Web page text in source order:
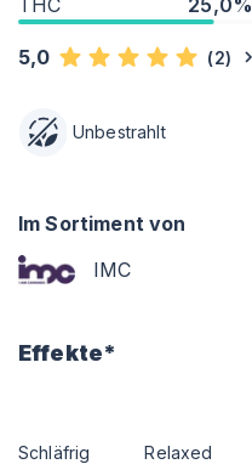
THC 25,0%
5,0 (2)
Unbestrahlt
Im Sortiment von
IMC
Effekte*
Schläfrig Relaxed